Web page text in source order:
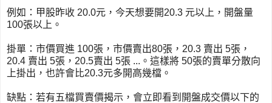
例如：甲股昨收 20.0元，今天想要開20.3 元以上，開盤量
100張以上。
掛單：市價買進 100張，市價賣出80張，20.3 賣出 5張，
20.4 賣出 5張，20.5賣出 5張 ...。這樣將 50張的賣單分散向
上掛出，也許會比20.3元多開高幾檔。
缺點：若有五檔買賣價揭示，會立即看到開盤成交價以下的